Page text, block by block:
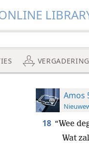
Amos
18 “Wee
Wat